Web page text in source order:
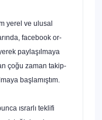
yerel ve ulusal
facebook or­
paylaşılmaya
çoğu zaman takip­
başlamıştım.
ısrarlı tek­lifi